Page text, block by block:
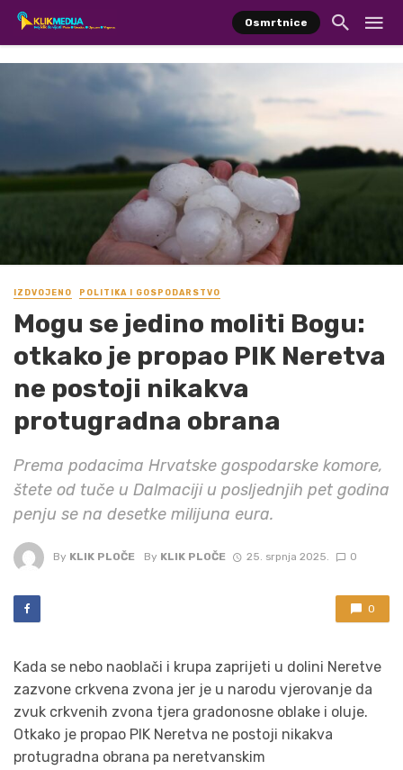
Osmrtnice
IZDVOJENO POLITIKA I GOSPODARSTVO
Mogu se jedino moliti Bogu:
otkako je propao PIK Neretva
ne postoji nikakva
protugradna obrana
Prema podacima Hrvatske gospodarske komore,
štete od tuče u Dalmaciji u posljednjih pet godina
penju se na desetke milijuna eura.
By KLIK PLOČE By KLIK PLOČE 25. srpnja 2025. 0
0
Kada se nebo naoblači i krupa zaprijeti u dolini Neretve
zazvone crkvena zvona jer je u narodu vjerovanje da
zvuk crkvenih zvona tjera gradonosne oblake i oluje.
Otkako je propao PIK Neretva ne postoji nikakva
protugradna obrana pa neretvanskim